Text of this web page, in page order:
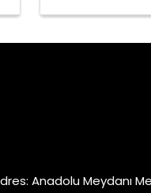
Anadolu Meydanı